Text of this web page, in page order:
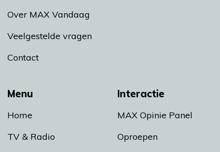
Menu
Home
TV & Radio
Interactie
MAX Opinie Panel
Oproepen
Over MAX Vandaag
Veelgestelde vragen
Contact